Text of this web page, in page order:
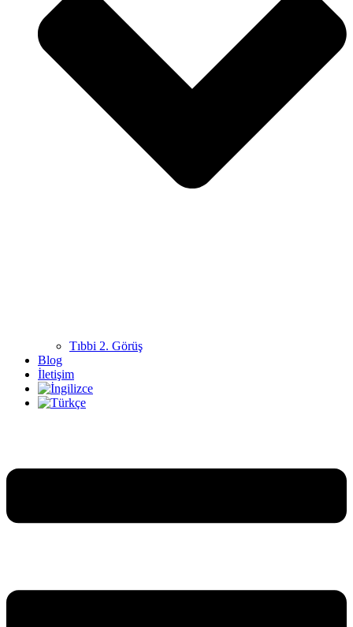
Tıbbi 2. Görüş
Blog
İletişim